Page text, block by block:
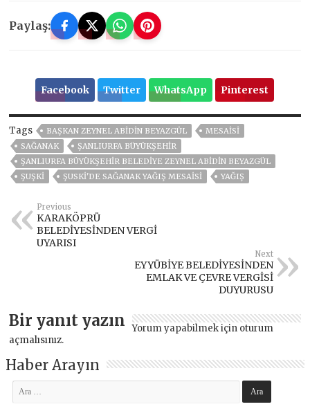
Paylaş:
Facebook Twitter WhatsApp Pinterest
Tags BAŞKAN ZEYNEL ABİDİN BEYAZGÜL
MESAİSİ
SAĞANAK
ŞANLIURFA BÜYÜKŞEHİR
ŞANLIURFA BÜYÜKŞEHIR BELEDIYE ZEYNEL ABIDIN BEYAZGÜL
ŞUŞKİ
ŞUSKİ'DE SAĞANAK YAĞIŞ MESAİSİ YAĞIŞ
Previous
KARAKÖPRÜ
BELEDİYESİNDEN VERGİ
UYARISI
Next
EYYÜBİYE BELEDİYESİNDEN
EMLAK VE ÇEVRE VERGİSİ
DUYURUSU
Bir yanıt yazın Yorum yapabilmek için oturum
açmalısınız.
Haber Arayın